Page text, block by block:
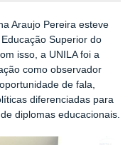
Araujo Pereira esteve
Superior do
isso, a UNILA foi a
como observador
de fala,
diferenciadas para
diplomas educacionais.